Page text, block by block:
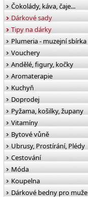
Čokolády, káva, čaje...
Dárkové sady
Tipy na dárky
Plumeria - muzejní sbírka
Vouchery
Andělé, figury, kočky
Aromaterapie
Kuchyň
Doprodej
Pyžama, košilky, župany
Vitamíny
Bytové vůně
Ubrusy, Prostírání, Plédy
Cestování
Móda
Koupelna
Dárkové bedny pro muže